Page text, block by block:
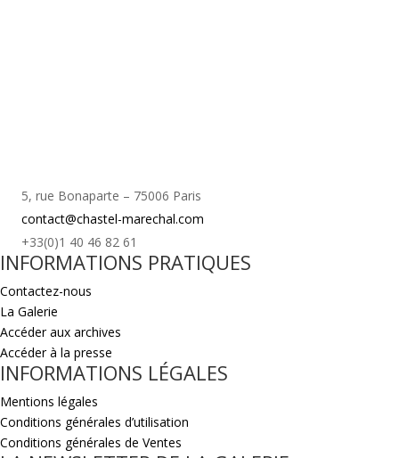
5, rue Bonaparte – 75006 Paris
contact@chastel-marechal.com
+33(0)1 40 46 82 61
INFORMATIONS PRATIQUES
Contactez-nous
La Galerie
Accéder aux archives
Accéder à la presse
INFORMATIONS LÉGALES
Mentions légales
Conditions générales d’utilisation
Conditions générales de Ventes